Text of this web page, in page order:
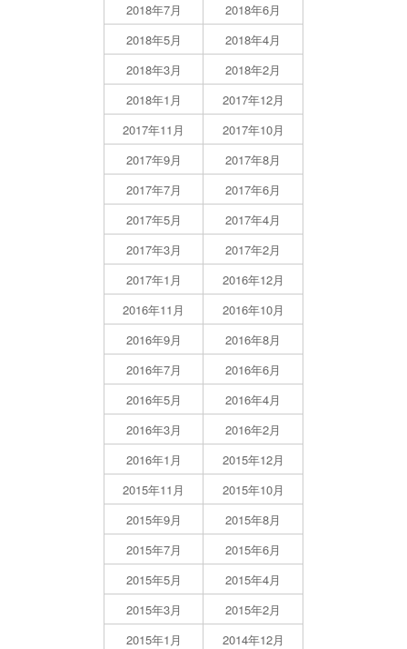
2018年7月
2018年6月
2018年5月
2018年4月
2018年3月
2018年2月
2018年1月
2017年12月
2017年11月
2017年10月
2017年9月
2017年8月
2017年7月
2017年6月
2017年5月
2017年4月
2017年3月
2017年2月
2017年1月
2016年12月
2016年11月
2016年10月
2016年9月
2016年8月
2016年7月
2016年6月
2016年5月
2016年4月
2016年3月
2016年2月
2016年1月
2015年12月
2015年11月
2015年10月
2015年9月
2015年8月
2015年7月
2015年6月
2015年5月
2015年4月
2015年3月
2015年2月
2015年1月
2014年12月